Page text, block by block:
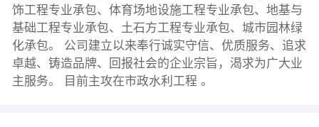
饰工程专业承包、体育场地设施工程专业承包、地基与
基础工程专业承包、土石方工程专业承包、城市园林绿
化承包。 公司建立以来奉行诚实守信、优质服务、追求
卓越、铸造品牌、回报社会的企业宗旨，渴求为广大业
主服务。 目前主攻在市政水利工程 。